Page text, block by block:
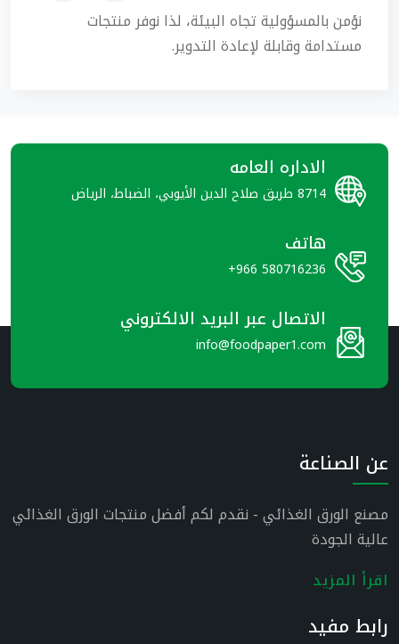
نؤمن بالمسؤولية تجاه البيئة، لذا نوفر منتجات
مستدامة وقابلة لإعادة التدوير.
الاداره العامه
8714 طريق صلاح الدين الأيوبي، الضباط، الرياض
هاتف
+966 580716236
الاتصال عبر البريد الالكتروني
info@foodpaper1.com
عن الصناعة
مصنع الورق الغذائي - نقدم لكم أفضل منتجات الورق الغذائي
عالية الجودة
اقرأ المزيد
رابط مفيد